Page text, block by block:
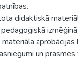
didaktiskā
aprobācijas
un